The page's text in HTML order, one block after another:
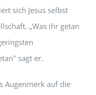
sich Jesus selbst
„Was ihr getan
sagt er.
Augenmerk auf die